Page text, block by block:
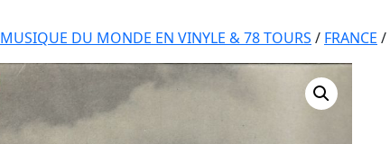
MUSIQUE DU MONDE EN VINYLE & 78 TOURS / FRANCE /